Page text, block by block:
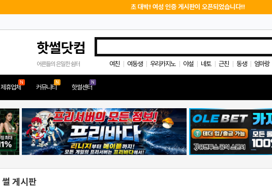
초 대박! 여성 인증 게시판이 오픈되었습니다!!
핫썰닷컴
어른들의 은밀한 쉼터 여친 여동생 우리카지노 야설 네토 근친 동생 엄마랑
제휴업체
N
커뮤니티
N
핫썰센터
N
썰 게시판